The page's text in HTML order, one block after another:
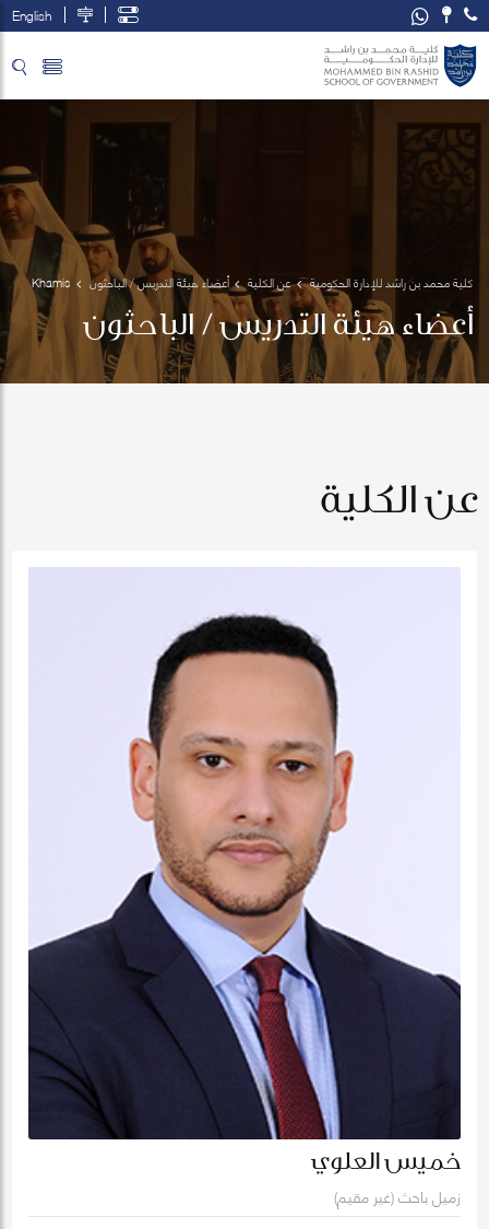
English
كلية محمد بن راشد للإدارة الحكومية عن الكلية أعضاء هيئة التدريس / الباحثون
Khamis
Al Alawy
أعضاء هيئة التدريس / الباحثون
عن الكلية
خميس العلوي
زميل باحث (غير مقيم)